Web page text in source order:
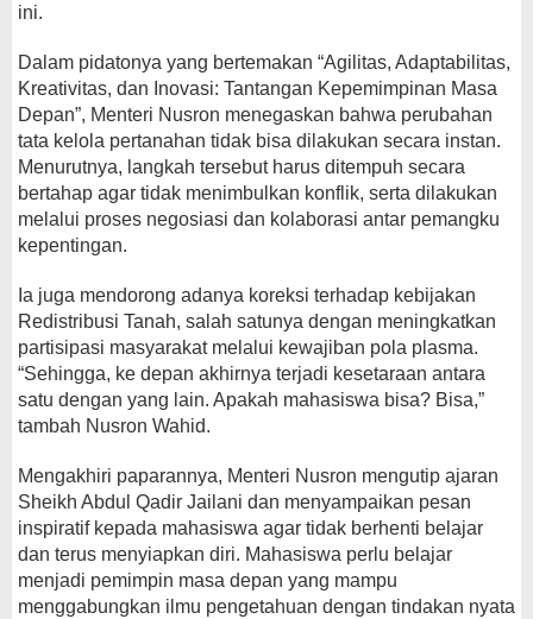
ini.
Dalam pidatonya yang bertemakan “Agilitas, Adaptabilitas,
Kreativitas, dan Inovasi: Tantangan Kepemimpinan Masa
Depan”, Menteri Nusron menegaskan bahwa perubahan
tata kelola pertanahan tidak bisa dilakukan secara instan.
Menurutnya, langkah tersebut harus ditempuh secara
bertahap agar tidak menimbulkan konflik, serta dilakukan
melalui proses negosiasi dan kolaborasi antar pemangku
kepentingan.
Ia juga mendorong adanya koreksi terhadap kebijakan
Redistribusi Tanah, salah satunya dengan meningkatkan
partisipasi masyarakat melalui kewajiban pola plasma.
“Sehingga, ke depan akhirnya terjadi kesetaraan antara
satu dengan yang lain. Apakah mahasiswa bisa? Bisa,”
tambah Nusron Wahid.
Mengakhiri paparannya, Menteri Nusron mengutip ajaran
Sheikh Abdul Qadir Jailani dan menyampaikan pesan
inspiratif kepada mahasiswa agar tidak berhenti belajar
dan terus menyiapkan diri. Mahasiswa perlu belajar
menjadi pemimpin masa depan yang mampu
menggabungkan ilmu pengetahuan dengan tindakan nyata